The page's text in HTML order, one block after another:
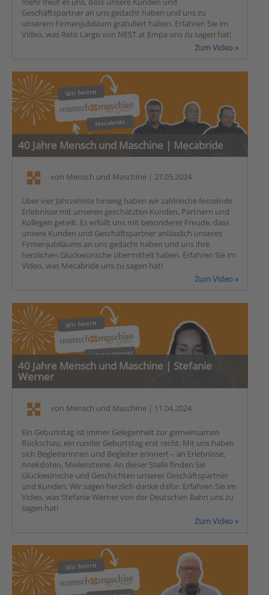
Geschäftspartner an uns gedacht haben und uns zu
unserem Firmenjubiläum gratuliert haben. Erfahren Sie im
Video, was Reto Largo von NEST at Empa uns zu sagen hat!
Zum Video »
40 Jahre Mensch und Maschine | Mecabride
von Mensch und Maschine | 27.05.2024
Über vier Jahrzehnte hinweg haben wir zahlreiche fesselnde
Erlebnisse mit unseren geschätzten Kunden, Partnern und
Kollegen geteilt. Es erfüllt uns mit besonderer Freude, dass
unsere Kunden und Geschäftspartner anlässlich unseres
Firmenjubiläums an uns gedacht haben und uns ihre
herzlichen Glückwünsche übermittelt haben. Erfahren Sie im
Video, was Mecabride uns zu sagen hat!
Zum Video »
40 Jahre Mensch und Maschine | Stefanie
Werner
von Mensch und Maschine | 11.04.2024
Ein Geburtstag ist immer Gelegenheit zur gemeinsamen
Rückschau, ein runder Geburtstag erst recht. Mit uns haben
sich Begleiterinnen und Begleiter erinnert – an Erlebnisse,
Anekdoten, Meilensteine. An dieser Stelle finden Sie
Glückwünsche und Geschichten unserer Geschäftspartner
und Kunden. Wir sagen herzlich danke dafür. Erfahren Sie im
Video, was Stefanie Werner von der Deutschen Bahn uns zu
sagen hat!
Zum Video »